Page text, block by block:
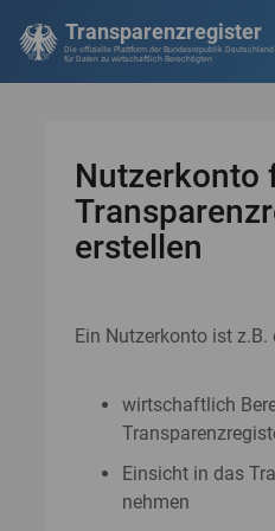
Transparenzregister
Die offizielle Plattform der Bundesrepublik Deutschland
für Daten zu wirtschaftlich Berechtigten
Nutzerkonto
erstellen
Ein Nutzerkonto ist z.B.
wirtschaftlich
Einsicht in das
nehmen